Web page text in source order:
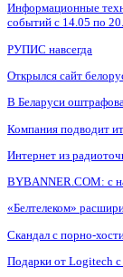
Информационные
событий с 14.05 по
РУПИС навсегда
Открылся сайт
В Беларуси
Компания подводит
Интернет из
BYBANNER.COM: c
«Белтелеком»
Скандал с порно-
Подарки от Logitech